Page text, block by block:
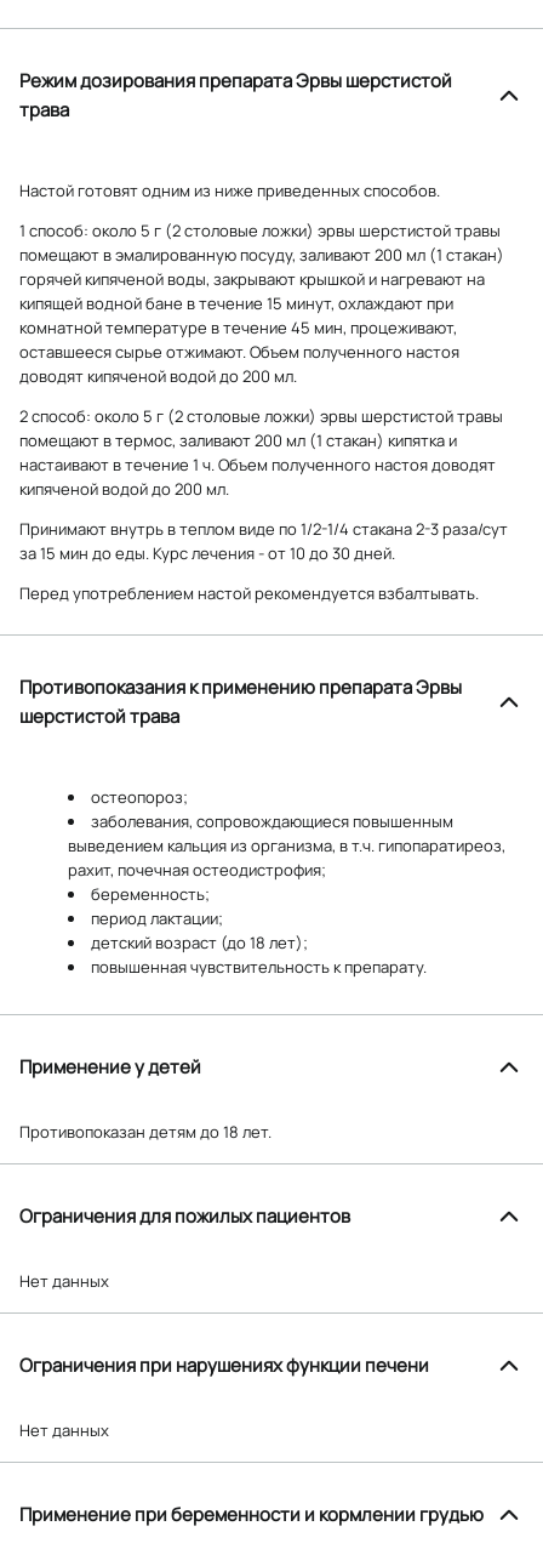
Режим дозирования препарата Эрвы шерстистой
трава
Настой готовят одним из ниже приведенных способов.
1 способ: около 5 г (2 столовые ложки) эрвы шерстистой травы
помещают в эмалированную посуду, заливают 200 мл (1 стакан)
горячей кипяченой воды, закрывают крышкой и нагревают на
кипящей водной бане в течение 15 минут, охлаждают при
комнатной температуре в течение 45 мин, процеживают,
оставшееся сырье отжимают. Объем полученного настоя
доводят кипяченой водой до 200 мл.
2 способ: около 5 г (2 столовые ложки) эрвы шерстистой травы
помещают в термос, заливают 200 мл (1 стакан) кипятка и
настаивают в течение 1 ч. Объем полученного настоя доводят
кипяченой водой до 200 мл.
Принимают внутрь в теплом виде по 1/2-1/4 стакана 2-3 раза/сут
за 15 мин до еды. Курс лечения - от 10 до 30 дней.
Перед употреблением настой рекомендуется взбалтывать.
Противопоказания к применению препарата Эрвы
шерстистой трава
остеопороз;
заболевания, сопровождающиеся повышенным
выведением кальция из организма, в т.ч. гипопаратиреоз,
рахит, почечная остеодистрофия;
беременность;
период лактации;
детский возраст (до 18 лет);
повышенная чувствительность к препарату.
Применение у детей
Противопоказан детям до 18 лет.
Ограничения для пожилых пациентов
Нет данных
Ограничения при нарушениях функции печени
Нет данных
Применение при беременности и кормлении грудью